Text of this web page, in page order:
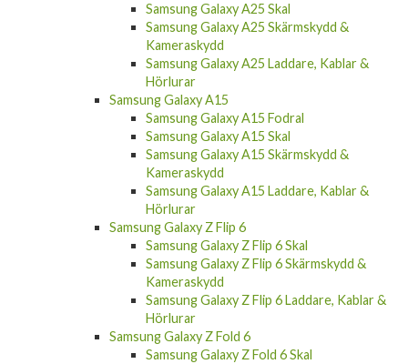
Samsung Galaxy A25 Skal
Samsung Galaxy A25 Skärmskydd &
Kameraskydd
Samsung Galaxy A25 Laddare, Kablar &
Hörlurar
Samsung Galaxy A15
Samsung Galaxy A15 Fodral
Samsung Galaxy A15 Skal
Samsung Galaxy A15 Skärmskydd &
Kameraskydd
Samsung Galaxy A15 Laddare, Kablar &
Hörlurar
Samsung Galaxy Z Flip 6
Samsung Galaxy Z Flip 6 Skal
Samsung Galaxy Z Flip 6 Skärmskydd &
Kameraskydd
Samsung Galaxy Z Flip 6 Laddare, Kablar &
Hörlurar
Samsung Galaxy Z Fold 6
Samsung Galaxy Z Fold 6 Skal